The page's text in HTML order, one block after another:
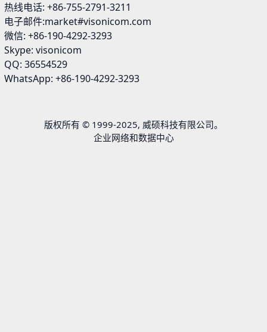
热线电话: +86-755-2791-3211
电子邮件:market#visonicom.com
微信: +86-190-4292-3293
Skype: visonicom
QQ: 36554529
WhatsApp: +86-190-4292-3293
版权所有 © 1999-2025, 威硕科技有限公司。
企业网络和数据中心